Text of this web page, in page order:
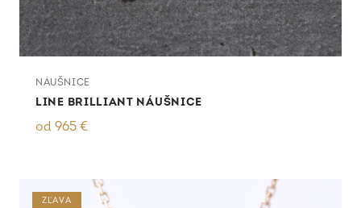
NÁUŠNICE
LINE BRILLIANT NÁUŠNICE
od 965 €
ZĽAVA